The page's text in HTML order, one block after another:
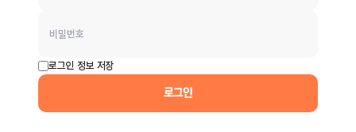
로그인 정보 저장
로그인